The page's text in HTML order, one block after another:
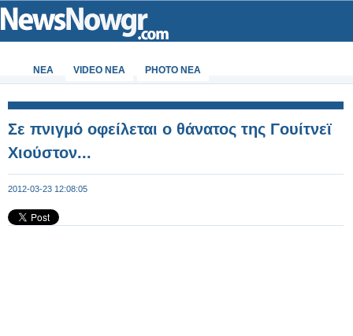
ΝΕΑ VIDEO NEA PHOTO NEA
Σε πνιγμό οφείλεται ο θάνατος της Γουίτνεϊ
Χιούστον...
2012-03-23 12:08:05